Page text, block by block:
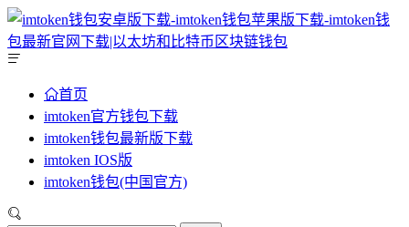
首页
imtoken官方钱包下载
imtoken钱包最新版下载
imtoken IOS版
imtoken钱包(中国官方)